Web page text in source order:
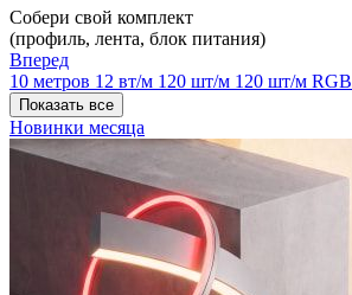
Собери свой комплект
(профиль, лента, блок питания)
Вперед
10 метров 12 вт/м 120 шт/м 120 шт/м RGB
Показать все
Новинки месяца